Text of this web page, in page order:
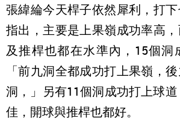
張緯綸今天桿子依然犀利，打
指出，主要是上果嶺成功率高
及推桿也都在水準內，15個洞
「前九洞全都成功打上果嶺，
洞，」另有11個洞成功打上球
佳，開球與推桿也都好。